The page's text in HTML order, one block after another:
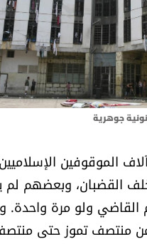
جوهرية
الموقوفين
القضبان، وبعضهم
القاضي ولو مرة واحدة.
منتصف تموز حتى